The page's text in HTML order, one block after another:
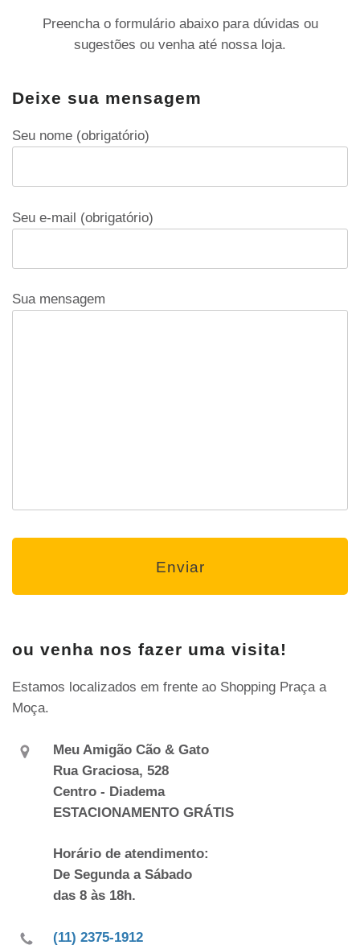
Preencha o formulário abaixo para dúvidas ou
sugestões ou venha até nossa loja.
Deixe sua mensagem
Seu nome (obrigatório)
Seu e-mail (obrigatório)
Sua mensagem
ou venha nos fazer uma visita!
Estamos localizados em frente ao Shopping Praça a
Moça.
Meu Amigão Cão & Gato
Rua Graciosa, 528
Centro - Diadema
ESTACIONAMENTO GRÁTIS
Horário de atendimento:
De Segunda a Sábado
das 8 às 18h.
(11) 2375-1912